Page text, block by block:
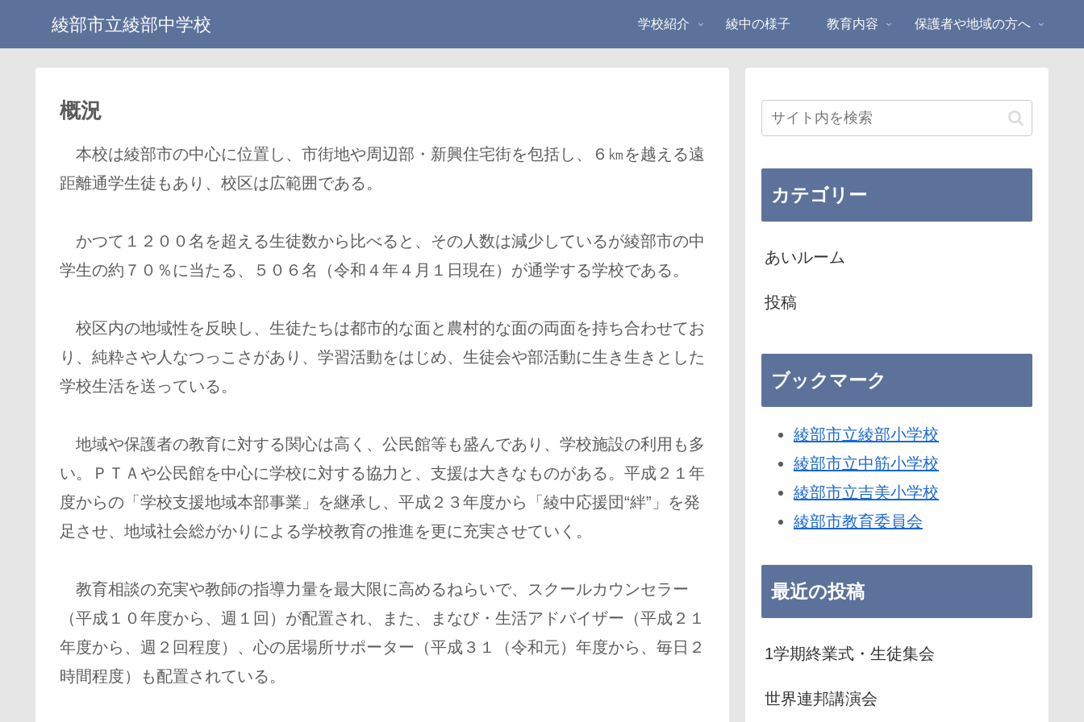
綾部市立綾部中学校 学校紹介 綾中の様子 教育内容 保護者や地域の方へ
概況
本校は綾部市の中心に位置し、市街地や周辺部・新興住宅街を包括し、６㎞を越える遠
距離通学生徒もあり、校区は広範囲である。
かつて１２００名を超える生徒数から比べると、その人数は減少しているが綾部市の中
学生の約７０％に当たる、５０６名（令和４年４月１日現在）が通学する学校である。
校区内の地域性を反映し、生徒たちは都市的な面と農村的な面の両面を持ち合わせてお
り、純粋さや人なつっこさがあり、学習活動をはじめ、生徒会や部活動に生き生きとした
学校生活を送っている。
地域や保護者の教育に対する関心は高く、公民館等も盛んであり、学校施設の利用も多
い。ＰＴＡや公民館を中心に学校に対する協力と、支援は大きなものがある。平成２１年
度からの「学校支援地域本部事業」を継承し、平成２３年度から「綾中応援団“絆”」を発
足させ、地域社会総がかりによる学校教育の推進を更に充実させていく。
教育相談の充実や教師の指導力量を最大限に高めるねらいで、スクールカウンセラー
（平成１０年度から、週１回）が配置され、また、まなび・生活アドバイザー（平成２１
年度から、週２回程度）、心の居場所サポーター（平成３１（令和元）年度から、毎日２
時間程度）も配置されている。
カテゴリー
あいルーム
投稿
ブックマーク
綾部市立綾部小学校
綾部市立中筋小学校
綾部市立吉美小学校
綾部市教育委員会
最近の投稿
1学期終業式・生徒集会
世界連邦講演会